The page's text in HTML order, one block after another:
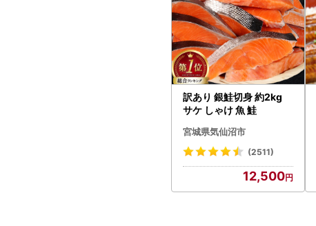
訳あり 銀鮭切身 約2kg
サケ しゃけ 魚 鮭
宮城県気仙沼市
(2511)
12,500